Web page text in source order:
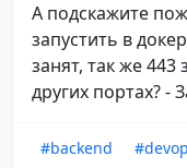
А подскажите
запустить в
занят, так же 443
других портах? -
#backend